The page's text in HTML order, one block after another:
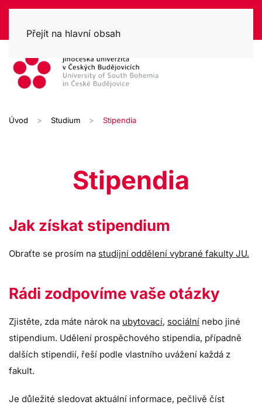
Přejít na hlavní obsah
Úvod Studium Stipendia
Stipendia
Jak získat stipendium
Obraťte se prosím na studijní oddělení vybrané fakulty JU.
Rádi zodpovíme vaše otázky
Zjistěte, zda máte nárok na ubytovací, sociální nebo jiné
stipendium. Udělení prospěchového stipendia, případně
dalších stipendií, řeší podle vlastního uvážení každá z
fakult.
Je důležité sledovat aktuální informace, pečlivě číst